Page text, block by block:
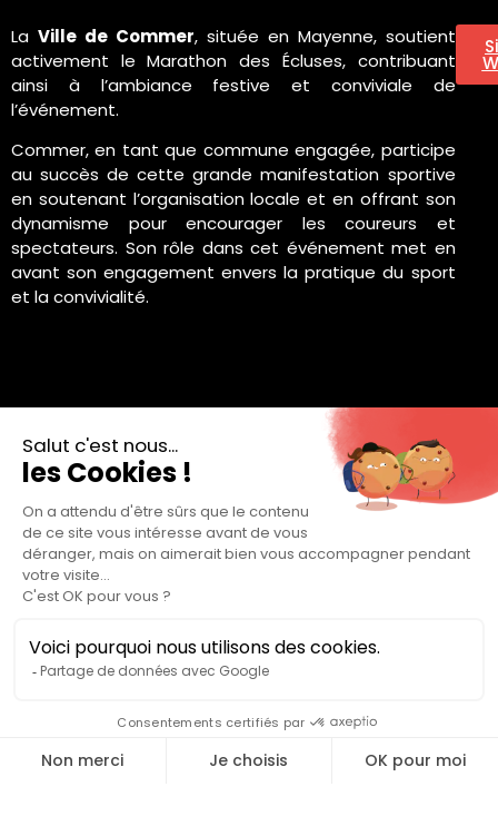
La Ville de Commer, située en Mayenne, soutient
activement le Marathon des Écluses, contribuant
ainsi à l’ambiance festive et conviviale de
l’événement.
Commer, en tant que commune engagée, participe
au succès de cette grande manifestation sportive
en soutenant l’organisation locale et en offrant son
dynamisme pour encourager les coureurs et
spectateurs. Son rôle dans cet événement met en
avant son engagement envers la pratique du sport
et la convivialité.
Étiquetéinstitutionnel
Rendez-vous le 27 Septembre 2026 pour la 31ème